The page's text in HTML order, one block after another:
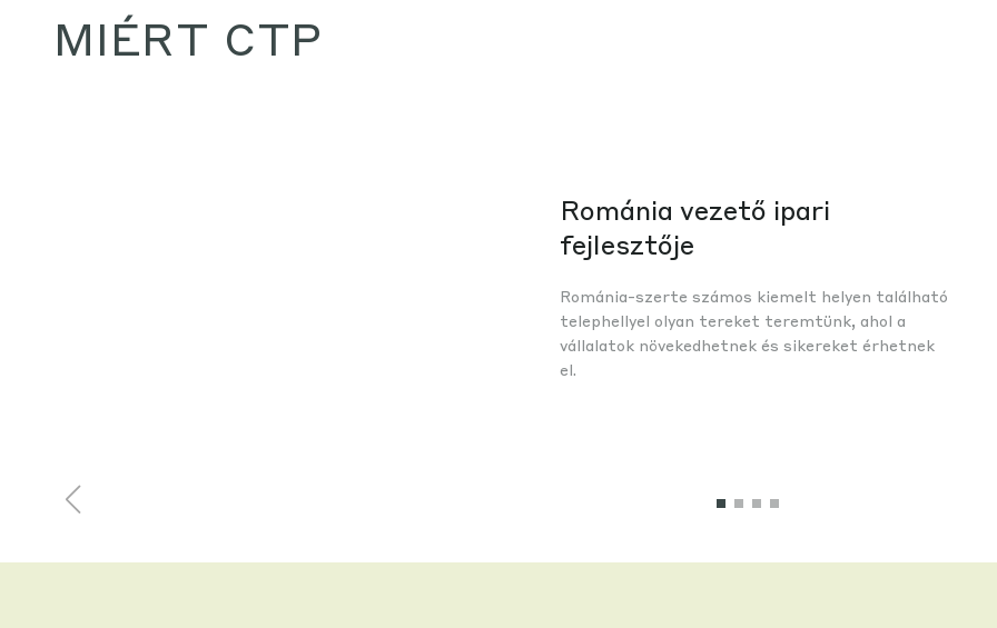
MIÉRT CTP
Románia vezető ipari
fejlesztője
Románia-szerte számos kiemelt helyen található
telephellyel olyan tereket teremtünk, ahol a
vállalatok növekedhetnek és sikereket érhetnek
el.